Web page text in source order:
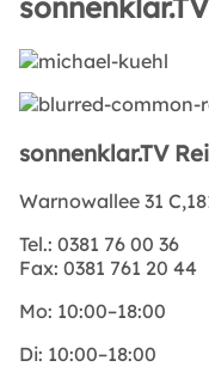
sonnenklar.TV
Warnowallee 31
Tel.: 0381 76 00 36
Fax: 0381 761 20 44
Mo: 10:00–18:00
Di: 10:00–18:00